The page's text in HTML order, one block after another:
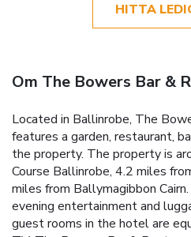
HITTA
Om The Bowers Bar &
Located in Ballinrobe, The
features a garden, restaurant,
the property. The property is
Course Ballinrobe, 4.2 miles
miles from Ballymagibbon
evening entertainment and
guest rooms in the hotel are